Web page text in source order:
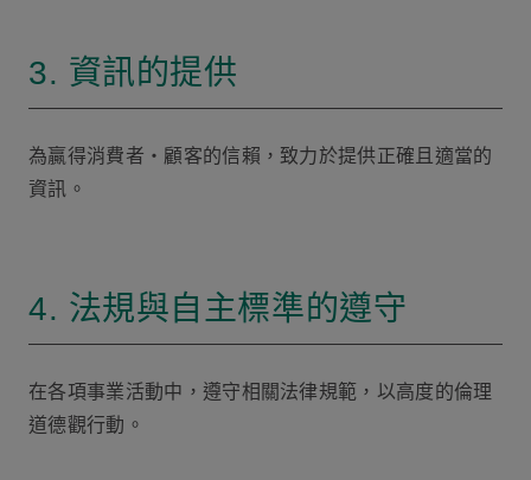
3. 資訊的提供
為贏得消費者・顧客的信賴，致力於提供正確且適當的
資訊。
4. 法規與自主標準的遵守
在各項事業活動中，遵守相關法律規範，以高度的倫理
道德觀行動。